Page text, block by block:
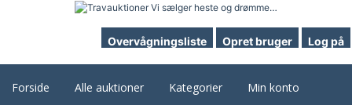
Overvågningsliste Opret bruger Log på
Forside Alle auktioner Kategorier Min konto